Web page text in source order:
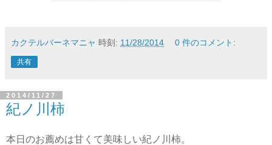
カクテルバーネマニャ 時刻: 11/28/2014 0 件のコメント:
共有
2014/11/27
紀ノ川柿
本日のお薦めは甘くて美味しい紀ノ川柿。